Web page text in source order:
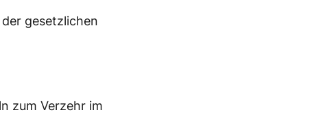
gesetzlichen
zum Verzehr im